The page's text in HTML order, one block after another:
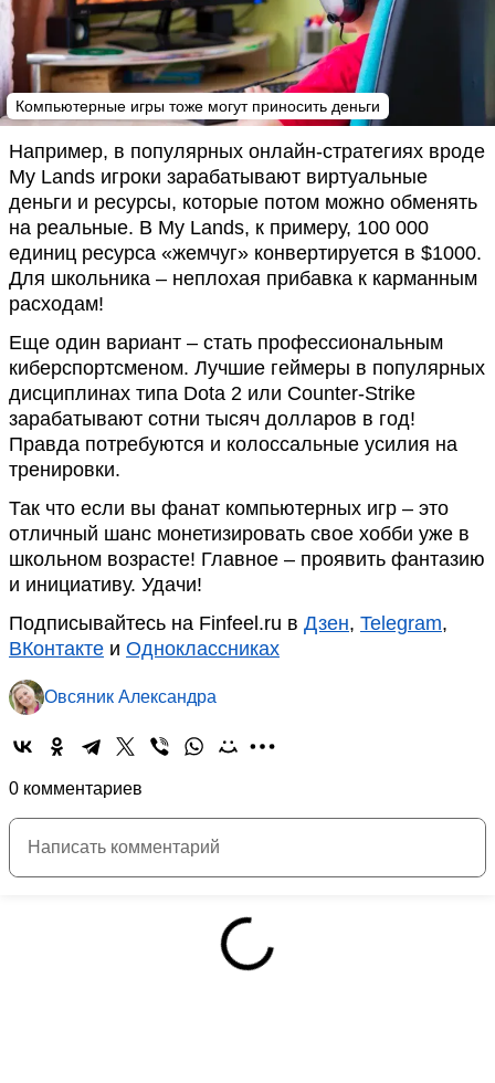
Компьютерные игры тоже могут приносить деньги
Например, в популярных онлайн-стратегиях вроде
My Lands игроки зарабатывают виртуальные
деньги и ресурсы, которые потом можно обменять
на реальные. В My Lands, к примеру, 100 000
единиц ресурса «жемчуг» конвертируется в $1000.
Для школьника – неплохая прибавка к карманным
расходам!
Еще один вариант – стать профессиональным
киберспортсменом. Лучшие геймеры в популярных
дисциплинах типа Dota 2 или Counter-Strike
зарабатывают сотни тысяч долларов в год!
Правда потребуются и колоссальные усилия на
тренировки.
Так что если вы фанат компьютерных игр – это
отличный шанс монетизировать свое хобби уже в
школьном возрасте! Главное – проявить фантазию
и инициативу. Удачи!
Подписывайтесь на Finfeel.ru в Дзен, Telegram,
ВКонтакте и Одноклассниках
Овсяник Александра
0 комментариев